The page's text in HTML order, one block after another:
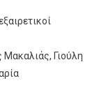
Γιούλη